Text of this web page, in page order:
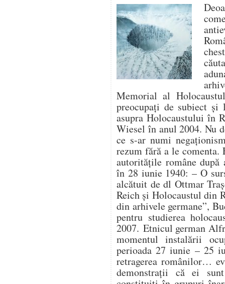
Memorial al
preocupați de subiect
asupra Holocaustului în
Wiesel în anul 2004. Nu
ce s-ar numi
rezum fără a le comenta.
autoritățile române după
în 28 iunie 1940: – O
alcătuit de dl Ottmar
Reich și Holocaustul din
din arhivele germane”,
pentru studierea
2007. Etnicul german
momentul instalării
perioada 27 iunie – 25
retragerea românilor…
demonstrații că ei